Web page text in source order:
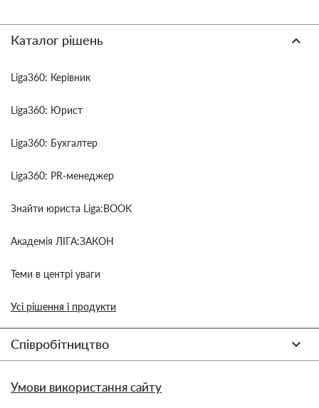
Каталог рішень
Liga360: Керівник
Liga360: Юрист
Liga360: Бухгалтер
Liga360: PR-менеджер
Знайти юриста Liga:BOOK
Академія ЛІГА:ЗАКОН
Теми в центрі уваги
Усі рішення і продукти
Співробітництво
Умови використання сайту